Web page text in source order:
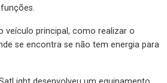
veículo principal, como realizar o
se encontra se não tem energia para